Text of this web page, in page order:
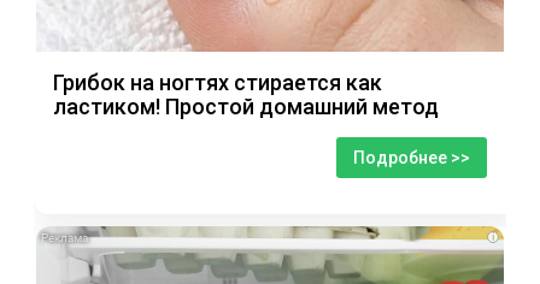
Грибок на ногтях стирается как
ластиком! Простой домашний метод
Подробнее >>
i